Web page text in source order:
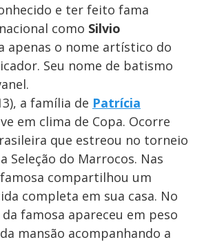
e ter feito fama
como Silvio
apenas o nome artístico do
Seu nome de batismo
a família de Patrícia
em clima de Copa. Ocorre
que estreou no torneio
Seleção do Marrocos. Nas
compartilhou um
completa em sua casa. No
famosa apareceu em peso
mansão acompanhando a